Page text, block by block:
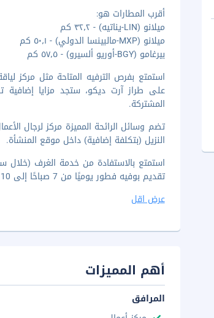
أقرب المطارات هو:
ميلانو (LIN-يناتيه) - ٣٢٫٢ كم
ميلانو (MXP-مالبينسا الدولي) - ٥٠٫١ كم
بيرغامو (BGY-أوريو ألسيرو) - ٥٧٫٥ كم
استمتع بفرص الترفيه المتاحة مثل مركز
على طراز آرت ديكو، ستجد مزايا إضافية
المشتركة.
النزيل (بتكلفة إضافية) داخل موقع المنشأة.
استمتع بالاستفادة من خدمة الغرف (خلال
تقديم بوفيه فطور يوميًا من 7 صباحًا إلى 10 صباحًا مقابل رسم إضافي.
عرض اقل
أهم المميزات
المرافق